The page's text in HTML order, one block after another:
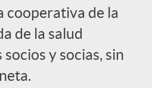
cooperativa de la
de la salud
y socias, sin